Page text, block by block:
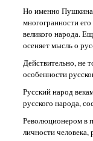
Но именно Пушкина
многогранности
великого народа.
осеняет мысль о
Действительно, не
особенности
Русский народ
русского народа,
Революционером в
личности